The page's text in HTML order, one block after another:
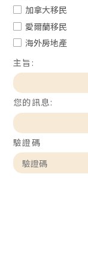
加拿大移民
愛爾蘭移民
海外房地產
主旨:
您的訊息:
驗證碼